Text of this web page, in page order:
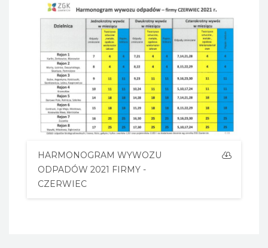
HARMONOGRAM WYWOZU
ODPADÓW 2021 FIRMY -
CZERWIEC